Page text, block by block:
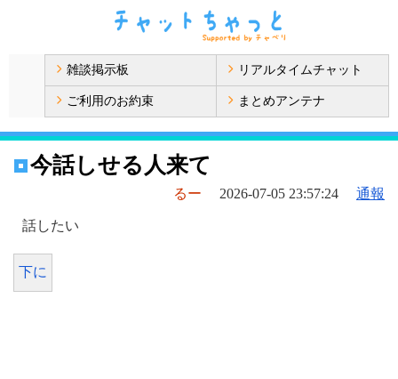
雑談掲示板 リアルタイムチャット
ご利用のお約束 まとめアンテナ
今話しせる人来て
るー 2026-07-05 23:57:24 通報
話したい
下に